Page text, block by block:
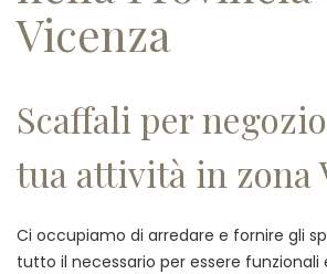
Vicenza
Scaffali per
tua attività in zona
Ci occupiamo di arredare e fornire gli
tutto il necessario per essere funzionali